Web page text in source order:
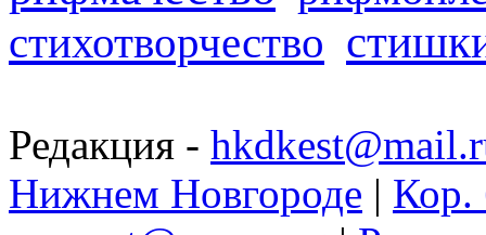
стихотворчество
Редакция -
Нижнем Новгороде | Кор.